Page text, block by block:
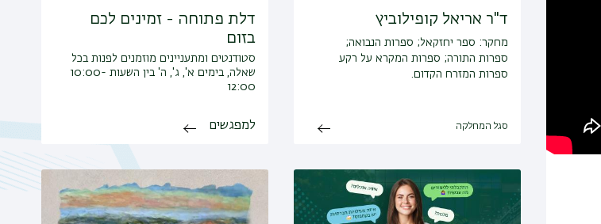
ד"ר אריאל קופילוביץ
מחקר: ספר יחזקאל; ספרות הנבואה;
ספרות התורה; ספרות המקרא על רקע
ספרות המזרח הקדום.
סגל המחלקה
דלת פתוחה - זמינים לכם
בזום
סטודנטים ומתעניינים מוזמנים לפנות בכל
שאלה, בימים א', ג', ה' בין השעות 10:00-
12:00
למפגשים